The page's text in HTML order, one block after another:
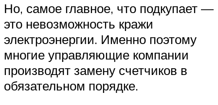
Но, самое главное, что подкупает —
это невозможность кражи
электроэнергии. Именно поэтому
многие управляющие компании
производят замену счетчиков в
обязательном порядке.